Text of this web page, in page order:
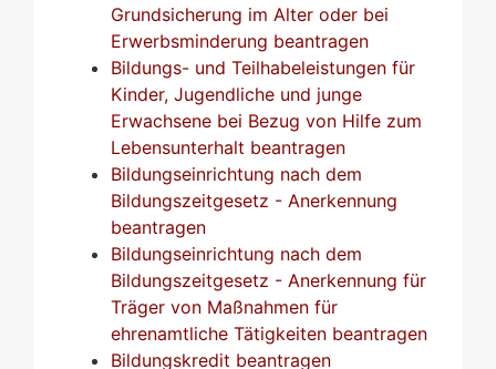
Grundsicherung im Alter oder bei
Erwerbsminderung beantragen
Bildungs- und Teilhabeleistungen für
Kinder, Jugendliche und junge
Erwachsene bei Bezug von Hilfe zum
Lebensunterhalt beantragen
Bildungseinrichtung nach dem
Bildungszeitgesetz - Anerkennung
beantragen
Bildungseinrichtung nach dem
Bildungszeitgesetz - Anerkennung für
Träger von Maßnahmen für
ehrenamtliche Tätigkeiten beantragen
Bildungskredit beantragen